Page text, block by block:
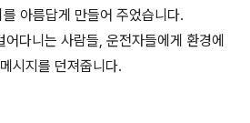
아름답게 만들어 주었습니다.
어다니는 사람들, 운전자들에게 환경에
시지를 던져줍니다.